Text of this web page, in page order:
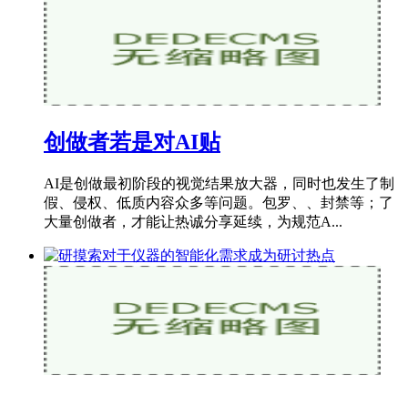
创做者若是对AI贴
AI是创做最初阶段的视觉结果放大器，同时也发生了制
假、侵权、低质内容众多等问题。包罗、、封禁等；了
大量创做者，才能让热诚分享延续，为规范A...